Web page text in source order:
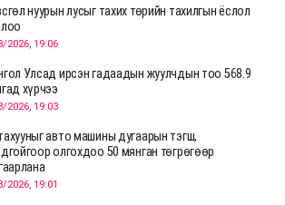
нуурын лусыг тахих төрийн тахилгын ёслол
2026, 19:06
Улсад ирсэн гадаадын жуулчдын тоо 568.9
хүрчээ
2026, 19:03
авто машины дугаарын тэгш,
олгохдоо 50 мянган төгрөгөөр
2026, 19:01